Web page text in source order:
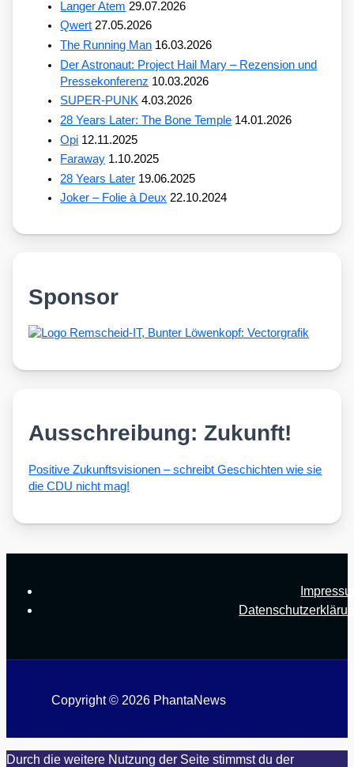
Langer Atem 29.07.2026
Qwert 27.05.2026
The Running Man 16.03.2026
Der Astronaut: Project Hail Mary – Rezension und
Pressekonferenz 10.03.2026
SUPER-PUNK 4.03.2026
28 Years Later: The Bone Temple 14.01.2026
Opi 12.11.2025
Faraway 1.10.2025
28 Years Later 19.06.2025
Joker – Folie à Deux 22.10.2024
Sponsor
Ausschreibung: Zukunft!
Posi­ti­ve Zukunfts­vi­sio­nen – schreibt Geschich­ten wie sie
die CDU nicht mag!
Copyright © 2026 PhantaNews
Durch die weitere Nutzung der Seite stimmst du der